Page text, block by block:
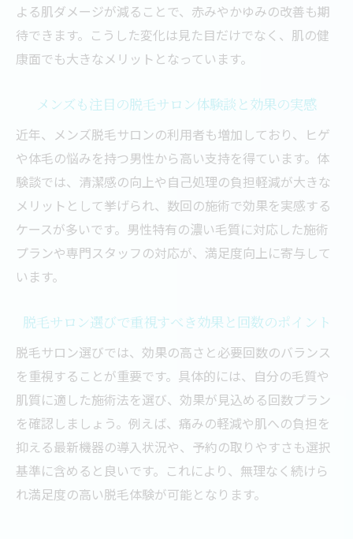
脱毛サロントラブル事例から学ぶ安全な選
び方
脱毛施術でよくある痛みや肌トラブルの回
安心できる脱毛サロン選びのチェックポイ
ント
女性に多い脱毛の悩みとトラブル対策の実
例
メンズ脱毛でも安心なサロンの選び方と注
意点
由
女性専用脱毛サロンの安心感と施術の特徴
脱毛サロンの女性満足度が高い理由を解説
女性に人気の脱毛サロンおすすめポイント
まとめ
女性が脱毛サロンを選ぶ際のメリットと注
意点
年代別で見る女性の脱毛サロン利用事情
よる肌ダメージが減ることで、赤みやかゆみの改善も期
待できます。こうした変化は見た目だけでなく、肌の健
康面でも大きなメリットとなっています。
メンズも注目の脱毛サロン体験談と効果の実感
近年、メンズ脱毛サロンの利用者も増加しており、ヒゲ
や体毛の悩みを持つ男性から高い支持を得ています。体
験談では、清潔感の向上や自己処理の負担軽減が大きな
メリットとして挙げられ、数回の施術で効果を実感する
ケースが多いです。男性特有の濃い毛質に対応した施術
プランや専門スタッフの対応が、満足度向上に寄与して
います。
脱毛サロン選びで重視すべき効果と回数のポイント
脱毛サロン選びでは、効果の高さと必要回数のバランス
を重視することが重要です。具体的には、自分の毛質や
肌質に適した施術法を選び、効果が見込める回数プラン
を確認しましょう。例えば、痛みの軽減や肌への負担を
抑える最新機器の導入状況や、予約の取りやすさも選択
基準に含めると良いです。これにより、無理なく続けら
れ満足度の高い脱毛体験が可能となります。